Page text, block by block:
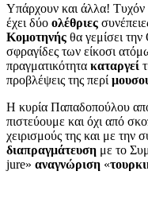
Υπάρχουν και άλλα! Τυχόν
έχει δύο ολέθριες
Κομοτηνής θα γεμίσει
σφραγίδες των είκοσι
πραγματικότητα καταργεί
προβλέψεις της περί
Η κυρία Παπαδοπούλου
πιστεύουμε και όχι από
χειρισμούς της και με την
διαπραγμάτευση με το
jure» αναγνώριση «